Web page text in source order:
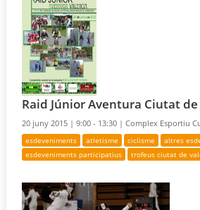
Raid Júnior Aventura Ciutat
20 juny 2015 |9:00 - 13:30 |Complex Esportiu
esdeveniments atletisme ciclisme altres
esdeveniments participatius
trofeus ciutat de